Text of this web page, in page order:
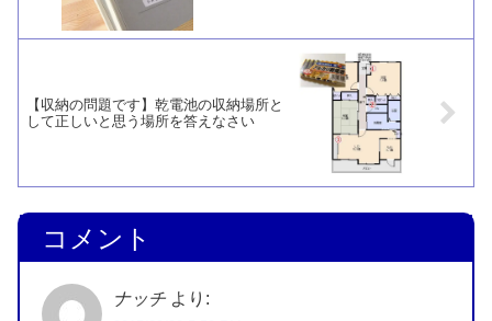
【収納の問題です】乾電池の収納場所と
して正しいと思う場所を答えなさい
コメント
ナッチ より: